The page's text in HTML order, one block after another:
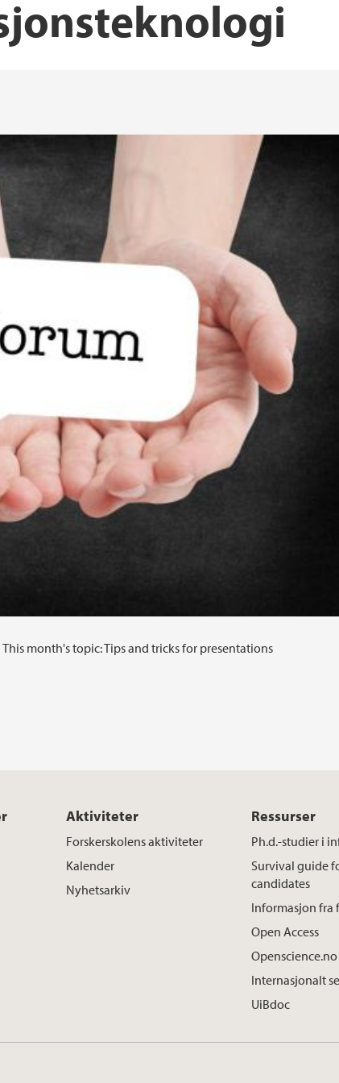
UiBdoc
month's topic: Tips and tricks for presentations
Aktiviteter
Forskerskolens aktiviteter
Kalender
Nyhetsarkiv
Ressurser
Ph.d.-studier i
Survival guide
candidates
Informasjon fra
Open Access
Openscience.no
Internasjonalt
UiBdoc